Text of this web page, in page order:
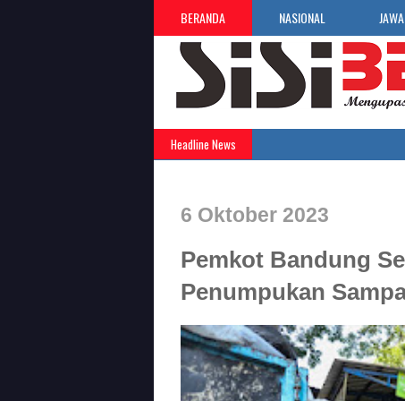
BERANDA NASIONAL
Headline News
6 Oktober 2023
Pemkot Bandung
Penumpukan